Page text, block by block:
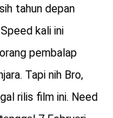
tahun depan
kali ini
pembalap
Tapi nih Bro,
rilis film ini. Need